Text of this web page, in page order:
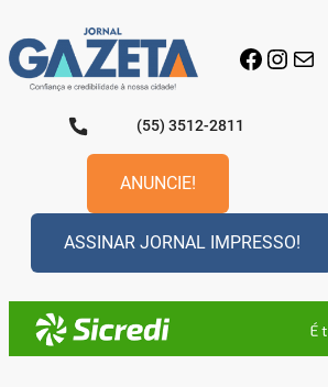
para
o
conteúdo
E-mail
(55) 3512-2811
ANUNCIE!
ASSINAR JORNAL IMPRESSO!